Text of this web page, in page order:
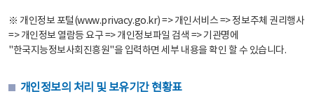
※ 개인정보 포털(www.privacy.go.kr) => 개인서비스 => 정보주체 권리행사
=> 개인정보 열람등 요구 => 개인정보파일 검색 => 기관명에
"한국지능정보사회진흥원"을 입력하면 세부 내용을 확인 할 수 있습니다.
개인정보의 처리 및 보유기간 현황표